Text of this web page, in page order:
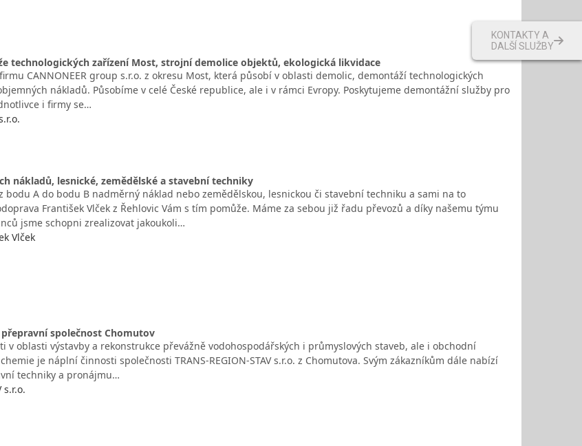
technologických zařízení Most, strojní demolice objektů, ekologická likvidace
CANNONEER group s.r.o. z okresu Most, která působí v oblasti demolic, demontáží technologických
nákladů. Působíme v celé České republice, ale i v rámci Evropy. Poskytujeme demontážní služby pro
i firmy se…
nákladů, lesnické, zemědělské a stavební techniky
bodu A do bodu B nadměrný náklad nebo zemědělskou, lesnickou či stavební techniku a sami na to
František Vlček z Řehlovic Vám s tím pomůže. Máme za sebou již řadu převozů a díky našemu týmu
jsme schopni zrealizovat jakoukoli…
Vlček
společnost Chomutov
v oblasti výstavby a rekonstrukce převážně vodohospodářských i průmyslových staveb, ale i obchodní
je náplní činnosti společnosti TRANS-REGION-STAV s.r.o. z Chomutova. Svým zákazníkům dále nabízí
techniky a pronájmu…
s.r.o.
KONTAKTY A
DALŠÍ SLUŽBY